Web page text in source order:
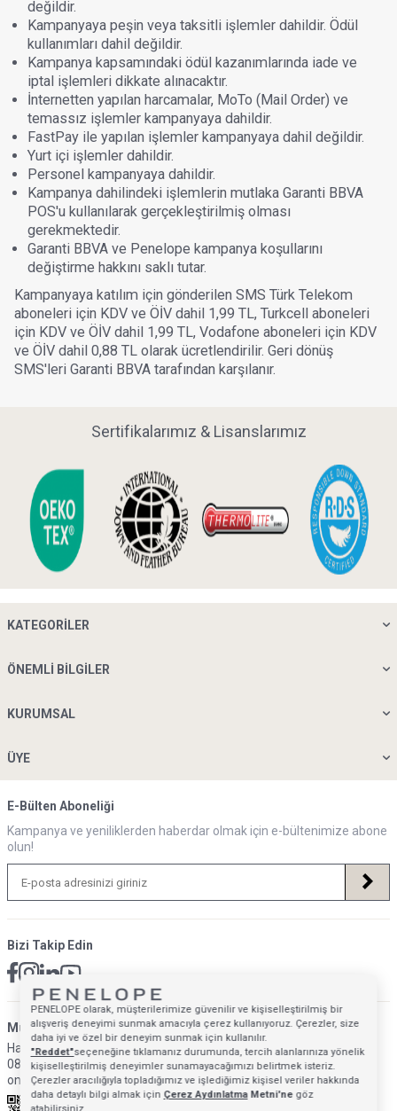
değildir.
Kampanyaya peşin veya taksitli işlemler dahildir. Ödül
kullanımları dahil değildir.
Kampanya kapsamındaki ödül kazanımlarında iade ve
iptal işlemleri dikkate alınacaktır.
İnternetten yapılan harcamalar, MoTo (Mail Order) ve
temassız işlemler kampanyaya dahildir.
FastPay ile yapılan işlemler kampanyaya dahil değildir.
Yurt içi işlemler dahildir.
Personel kampanyaya dahildir.
Kampanya dahilindeki işlemlerin mutlaka Garanti BBVA
POS'u kullanılarak gerçekleştirilmiş olması
gerekmektedir.
Garanti BBVA ve Penelope kampanya koşullarını
değiştirme hakkını saklı tutar.
Kampanyaya katılım için gönderilen SMS Türk Telekom
aboneleri için KDV ve ÖİV dahil 1,99 TL, Turkcell aboneleri
için KDV ve ÖİV dahil 1,99 TL, Vodafone aboneleri için KDV
ve ÖİV dahil 0,88 TL olarak ücretlendirilir. Geri dönüş
SMS'leri Garanti BBVA tarafından karşılanır.
Sertifikalarımız & Lisanslarımız
KATEGORILER
ÖNEMLI BILGILER
KURUMSAL
ÜYE
E-Bülten Aboneliği
Kampanya ve yeniliklerden haberdar olmak için e-bültenimize abone
olun!
Bizi Takip Edin
Müsteri Hizmetleri İletişim Adresi
Hafta İçi: 09:00 - 18:00
0850 640 1993
onlinedestek@penelopebedroom.com
PENELOPE olarak, müşterilerimize güvenilir ve kişiselleştirilmiş bir
alışveriş deneyimi sunmak amacıyla çerez kullanıyoruz. Çerezler, size
daha iyi ve özel bir deneyim sunmak için kullanılır.
"Reddet"seçeneğine tıklamanız durumunda, tercih alanlarınıza yönelik
kişiselleştirilmiş deneyimler sunamayacağımızı belirtmek isteriz.
Çerezler aracılığıyla topladığımız ve işlediğimiz kişisel veriler hakkında
daha detaylı bilgi almak için Çerez AydınlatmaMetni'negöz